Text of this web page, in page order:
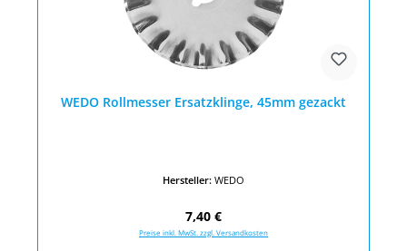
WEDO Rollmesser Ersatzklinge, 45mm gezackt
Hersteller: WEDO
Regulärer Preis:
7,40 €
Preise inkl. MwSt. zzgl. Versandkosten